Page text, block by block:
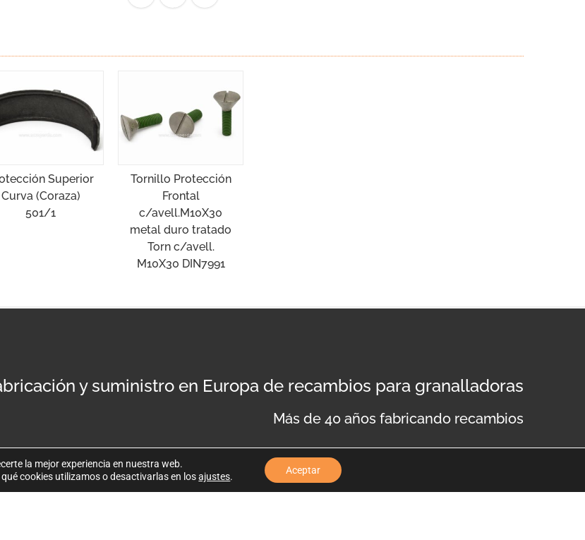
Superior
Curva (Coraza)
501/1
Tornillo Protección
Frontal
c/avell.M10X30
metal duro tratado
Torn c/avell.
M10X30 DIN7991
y suministro en Europa de recambios para granalladoras
Más de 40 años fabricando recambios
la mejor experiencia en nuestra web.
cookies utilizamos o desactivarlas en losajustes.
Aceptar